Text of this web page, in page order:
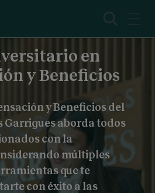
en
y Beneficios
y Beneficios del
Garrigues aborda todos
con la
múltiples
que te
con éxito a las